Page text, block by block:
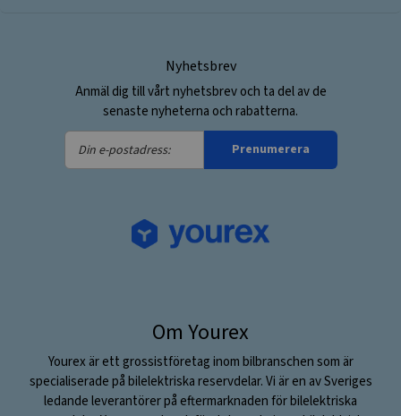
Nyhetsbrev
Anmäl dig till vårt nyhetsbrev och ta del av de
senaste nyheterna och rabatterna.
Din
e-
Prenumerera
Om Yourex
Yourex är ett grossistföretag inom bilbranschen som är
specialiserade på bilelektriska reservdelar. Vi är en av Sveriges
ledande leverantörer på eftermarknaden för bilelektriska